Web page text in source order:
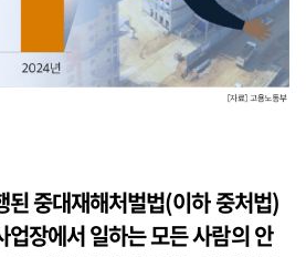
중대재해처벌법(이하 중처법)
업장에서 일하는 모든 사람의 안